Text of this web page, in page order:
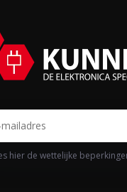
hier de wettelijke